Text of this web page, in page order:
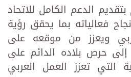
الدعم الكامل للاتحاد
فعالياته بما يحقق رؤية
ويعزز من موقعه على
إلى حرص بلاده الدائم على
التي تعزز العمل العربي